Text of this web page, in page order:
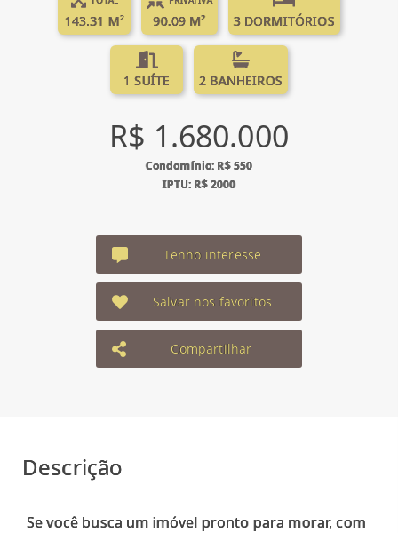
143.31 M² 90.09 M² 3 DORMITÓRIOS
1 SUÍTE 2 BANHEIROS
R$ 1.680.000
Condomínio: R$ 550
IPTU: R$ 2000
Tenho interesse
Salvar nos favoritos
Compartilhar
Descrição
Se você busca um imóvel pronto para morar, com